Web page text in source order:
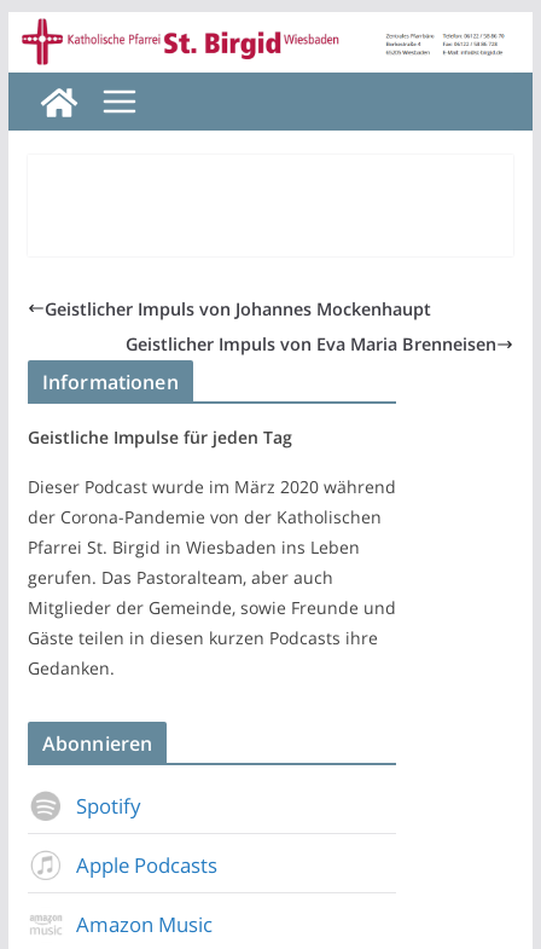
Zum
Inhalt
springen
Geistlicher Impuls von Johannes Mockenhaupt
Geistlicher Impuls von Eva Maria Brenneisen
Informationen
Geistliche Impulse für jeden Tag
Dieser Podcast wurde im März 2020 während
der Corona-Pandemie von der Katholischen
Pfarrei St. Birgid in Wiesbaden ins Leben
gerufen. Das Pastoralteam, aber auch
Mitglieder der Gemeinde, sowie Freunde und
Gäste teilen in diesen kurzen Podcasts ihre
Gedanken.
Abonnieren
Spotify
Apple Podcasts
Amazon Music